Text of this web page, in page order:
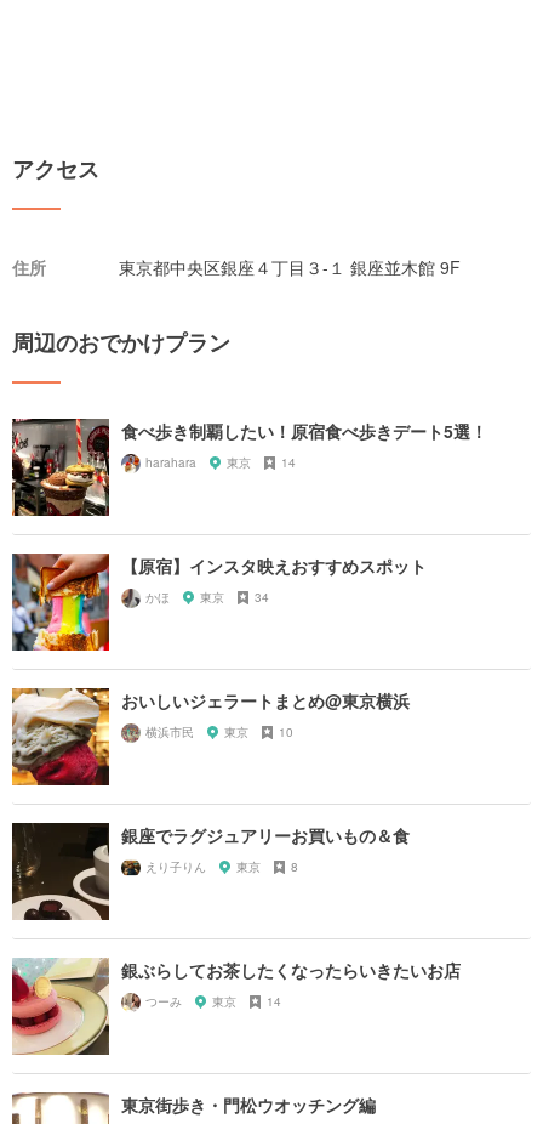
アクセス
住所 東京都中央区銀座４丁目３-１ 銀座並木館 9F
周辺のおでかけプラン
食べ歩き制覇したい！原宿食べ歩きデート5選！
harahara 東京 14
【原宿】インスタ映えおすすめスポット
かほ 東京 34
おいしいジェラートまとめ@東京横浜
横浜市民 東京 10
銀座でラグジュアリーお買いもの＆食
えり子りん 東京 8
銀ぶらしてお茶したくなったらいきたいお店
つーみ 東京 14
東京街歩き・門松ウオッチング編